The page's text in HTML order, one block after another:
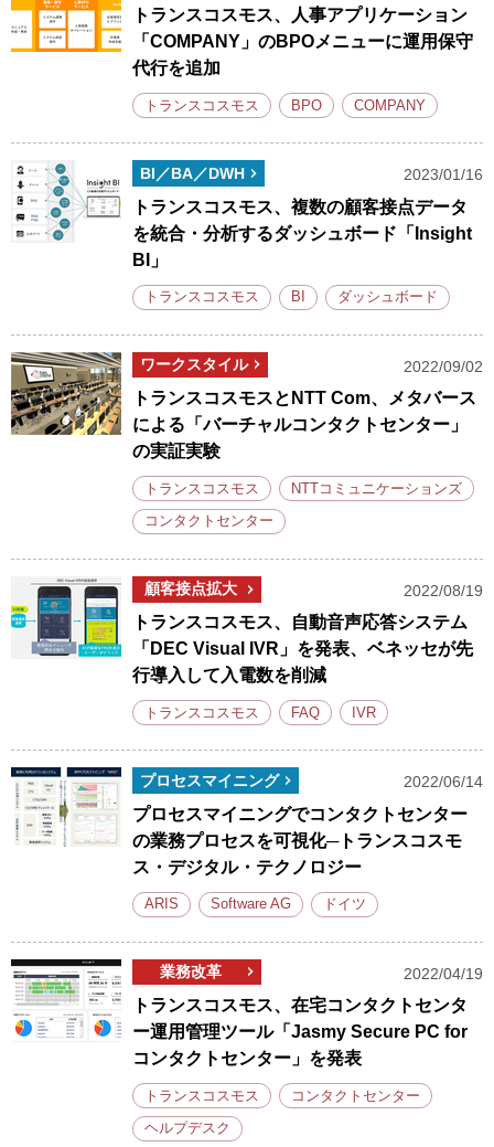
トランスコスモス、人事アプリケーション
「COMPANY」のBPOメニューに運用保守
代行を追加
トランスコスモス BPO COMPANY
BI／BA／DWH 2023/01/16
トランスコスモス、複数の顧客接点データ
を統合・分析するダッシュボード「Insight
BI」
トランスコスモス BI ダッシュボード
ワークスタイル 2022/09/02
トランスコスモスとNTT Com、メタバース
による「バーチャルコンタクトセンター」
の実証実験
トランスコスモス NTTコミュニケーションズ
コンタクトセンター
顧客接点拡大 2022/08/19
トランスコスモス、自動音声応答システム
「DEC Visual IVR」を発表、ベネッセが先
行導入して入電数を削減
トランスコスモス FAQ IVR
プロセスマイニング 2022/06/14
プロセスマイニングでコンタクトセンター
の業務プロセスを可視化─トランスコスモ
ス・デジタル・テクノロジー
ARIS Software AG ドイツ
業務改革 2022/04/19
トランスコスモス、在宅コンタクトセンタ
ー運用管理ツール「Jasmy Secure PC for
コンタクトセンター」を発表
トランスコスモス コンタクトセンター
ヘルプデスク